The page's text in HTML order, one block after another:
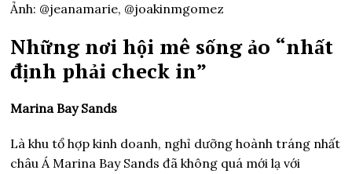
Ảnh: @jeanamarie, @joakinmgomez
Những nơi hội mê sống ảo “nhất
định phải check in”
Marina Bay Sands
Là khu tổ hợp kinh doanh, nghỉ dưỡng hoành tráng nhất
châu Á Marina Bay Sands đã không quá mới lạ với